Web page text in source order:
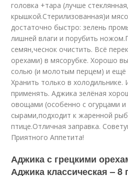
головка +тара (лучше
крышкой.Стерилизованная)и
достаточно быстро: зелень
лишней влаги и порубить
семян,чеснок очистить. Всё
орехами) в мясорубке. Хорошо
солью (и молотым перцем) и ещё
Хранить только в холодильнике.
применять. Аджика зелёная
овощами (особенно с огурцами
сырами,подходит к жаренной
птице.Отличная заправка.
Приятного Аппетита!
Аджика с грецкими
Аджика классическая –